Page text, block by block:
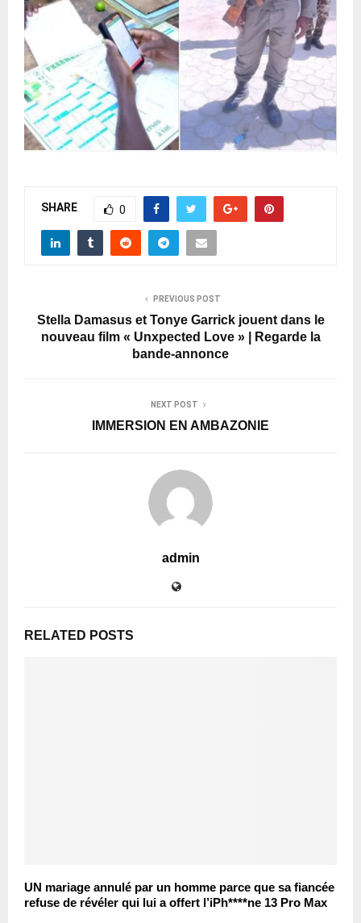
SHARE 0
PREVIOUS POST
Stella Damasus et Tonye Garrick jouent dans le
nouveau film « Unxpected Love » | Regarde la
bande-annonce
NEXT POST
IMMERSION EN AMBAZONIE
admin
RELATED POSTS
UN mariage annulé par un homme parce que sa fiancée
refuse de révéler qui lui a offert l’iPh****ne 13 Pro Max